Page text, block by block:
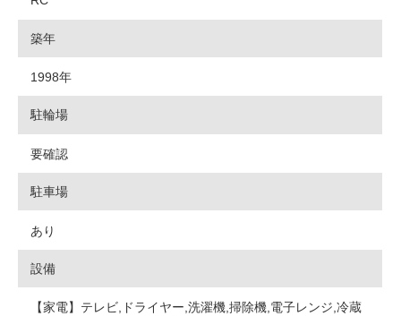
築年
1998年
駐輪場
要確認
駐車場
あり
設備
【家電】テレビ,ドライヤー,洗濯機,掃除機,電子レンジ,冷蔵